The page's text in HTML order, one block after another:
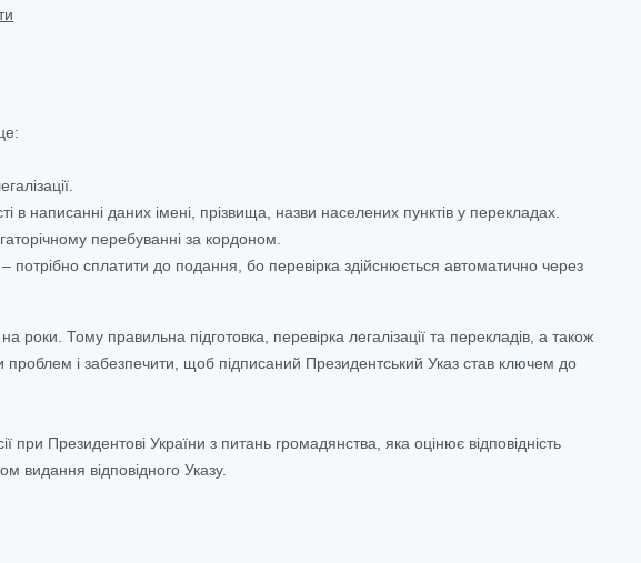
в написанні даних імені, прізвища, назви населених пунктів у перекладах.
перебуванні за кордоном.
потрібно сплатити до подання, бо перевірка здійснюється автоматично через
Тому правильна підготовка, перевірка легалізації та перекладів, а також
і забезпечити, щоб підписаний Президентський Указ став ключем до
Президентові України з питань громадянства, яка оцінює відповідність
видання відповідного Указу.